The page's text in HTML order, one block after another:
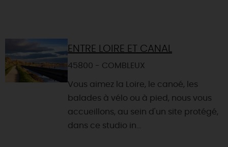
ENTRE LOIRE ET CANAL
45800 - COMBLEUX
Vous aimez la Loire, le canoé, les
balades à vélo ou à pied, nous vous
accueillons, au sein d'un site protégé,
dans ce studio in...